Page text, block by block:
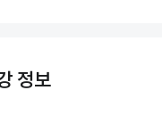
정보